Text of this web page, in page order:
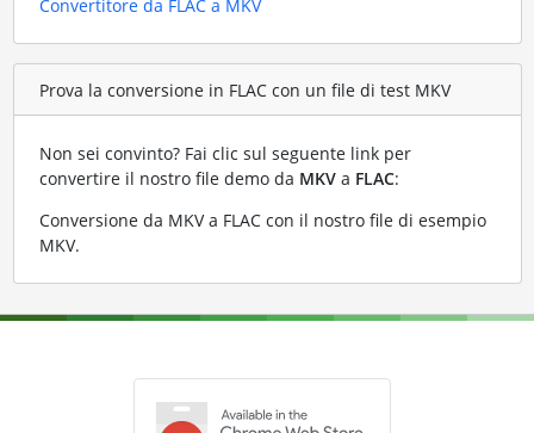
Convertitore da FLAC a MKV
Prova la conversione in FLAC con un file di test MKV
Non sei convinto? Fai clic sul seguente link per
convertire il nostro file demo da MKVa FLAC:
Conversione da MKV a FLAC con il nostro file di esempio
MKV.